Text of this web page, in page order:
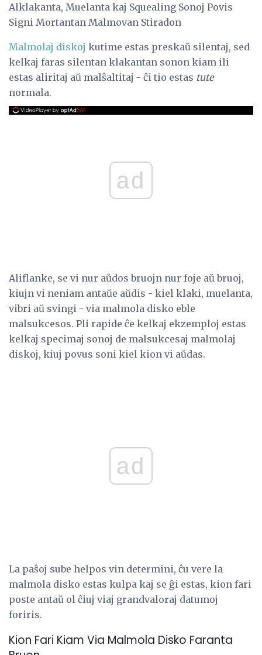
Alklakanta, Muelanta kaj Squealing Sonoj Povis
Signi Mortantan Malmovan Stiradon
Malmolaj diskoj kutime estas preskaŭ silentaj, sed
kelkaj faras silentan klakantan sonon kiam ili
estas aliritaj aŭ malŝaltitaj - ĉi tio estas tute
normala.
ad
Aliflanke, se vi nur aŭdos bruojn nur foje aŭ bruoj,
kiujn vi neniam antaŭe aŭdis - kiel klaki, muelanta,
vibri aŭ svingi - via malmola disko eble
malsukcesos. Pli rapide ĉe kelkaj ekzemploj estas
kelkaj specimaj sonoj de malsukcesaj malmolaj
diskoj, kiuj povus soni kiel kion vi aŭdas.
ad
La paŝoj sube helpos vin determini, ĉu vere la
malmola disko estas kulpa kaj se ĝi estas, kion fari
poste antaŭ ol ĉiuj viaj grandvaloraj datumoj
foriris.
Kion Fari Kiam Via Malmola Disko Faranta